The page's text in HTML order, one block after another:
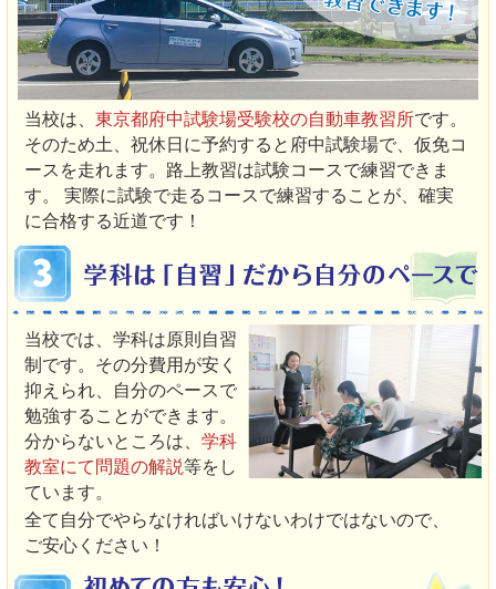
当校は、東京都府中試験場受験校の自動車教習所です。
そのため土、祝休日に予約すると府中試験場で、仮免コ
ースを走れます。路上教習は試験コースで練習できま
す。 実際に試験で走るコースで練習することが、確実
に合格する近道です！
当校では、学科は原則自習
制です。その分費用が安く
抑えられ、自分のペースで
勉強することができます。
分からないところは、学科
教室にて問題の解説等をし
ています。
全て自分でやらなければいけないわけではないので、
ご安心ください！